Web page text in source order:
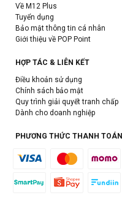
Về M12 Plus
Tuyển dụng
Bảo mật thông tin cá nhân
Giới thiệu về POP Point
HỢP TÁC & LIÊN KẾT
Điều khoản sử dụng
Chính sách bảo mật
Quy trình giải quyết tranh chấp
Dành cho doanh nghiệp
PHƯƠNG THỨC THANH TOÁN